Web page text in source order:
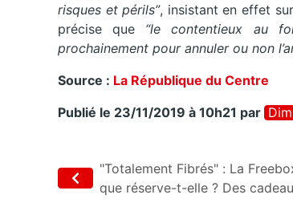
risques et périls”, insistant en effet
précise que “le contentieux au
prochainement pour annuler ou non
Source : La République du Centre
Publié le 23/11/2019 à 10h21 par
"Totalement Fibrés" : La
que réserve-t-elle ? Des